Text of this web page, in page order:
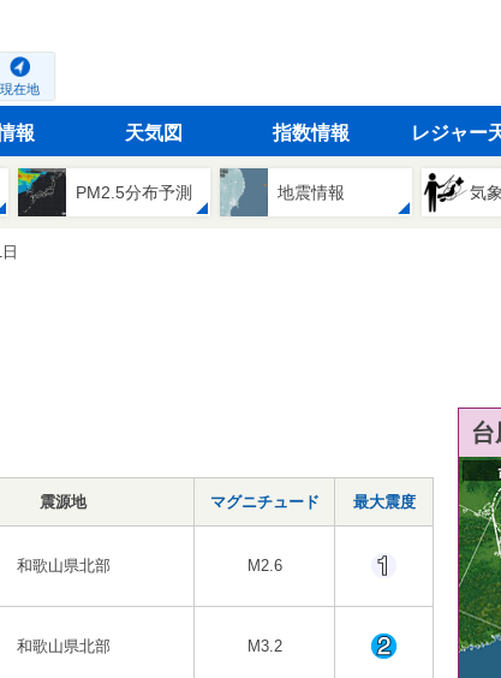
現在地
報 天気図 指数情報 レジャー
PM2.5分布予測 地震情報 気
震源地 マグニチュード 最大震度
和歌山県北部 M2.6
和歌山県北部 M3.2